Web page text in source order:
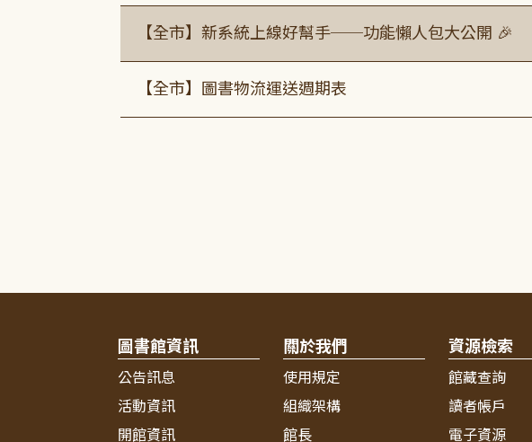
【全市】新系統上線好幫手──功能懶人包大公開 🎉
【全市】圖書物流運送週期表
圖書館資訊
公告訊息
活動資訊
開館資訊
關於我們
使用規定
組織架構
館長
資源檢索
館藏查詢
讀者帳戶
電子資源